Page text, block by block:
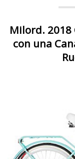
Milord. 2018
con una